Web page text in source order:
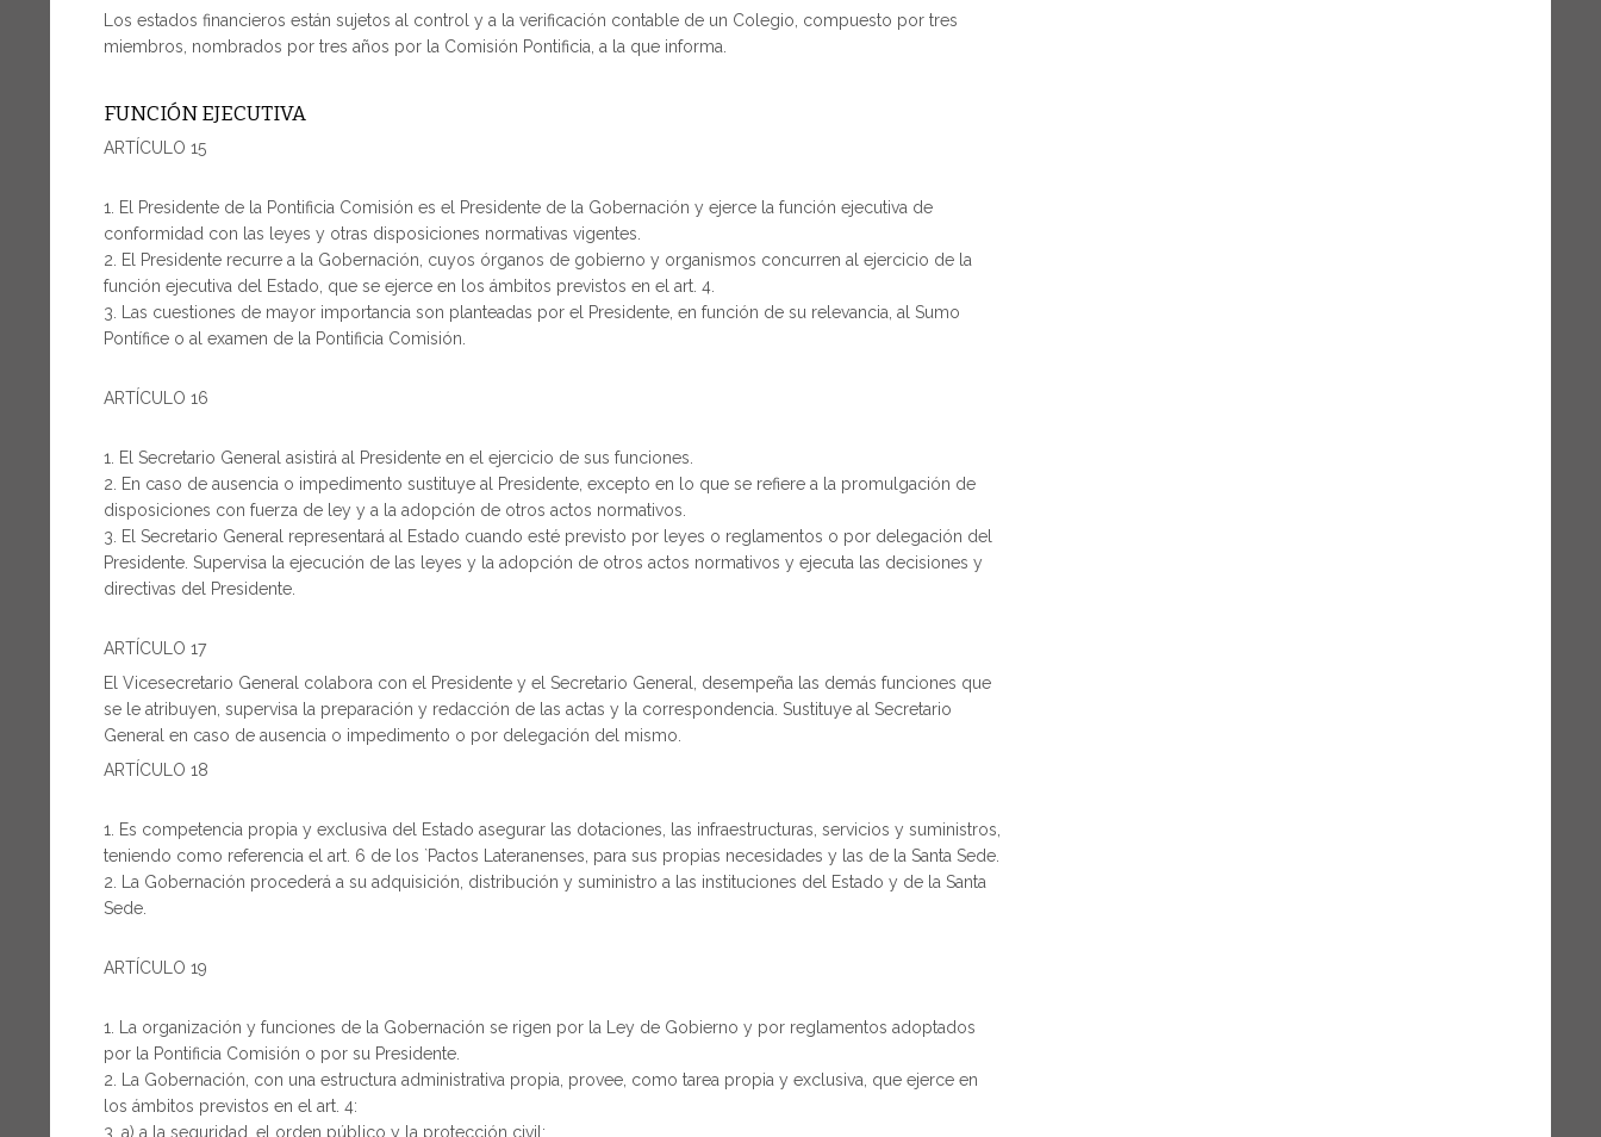
Los estados financieros están sujetos al control y a la verificación contable de un Colegio, compuesto por tres
miembros, nombrados por tres años por la Comisión Pontificia, a la que informa.
FUNCIÓN EJECUTIVA
ARTÍCULO 15
El Presidente de la Pontificia Comisión es el Presidente de la Gobernación y ejerce la función ejecutiva de
conformidad con las leyes y otras disposiciones normativas vigentes.
El Presidente recurre a la Gobernación, cuyos órganos de gobierno y organismos concurren al ejercicio de la
función ejecutiva del Estado, que se ejerce en los ámbitos previstos en el art. 4.
Las cuestiones de mayor importancia son planteadas por el Presidente, en función de su relevancia, al Sumo
Pontífice o al examen de la Pontificia Comisión.
ARTÍCULO 16
El Secretario General asistirá al Presidente en el ejercicio de sus funciones.
En caso de ausencia o impedimento sustituye al Presidente, excepto en lo que se refiere a la promulgación de
disposiciones con fuerza de ley y a la adopción de otros actos normativos.
El Secretario General representará al Estado cuando esté previsto por leyes o reglamentos o por delegación del
Presidente. Supervisa la ejecución de las leyes y la adopción de otros actos normativos y ejecuta las decisiones y
directivas del Presidente.
ARTÍCULO 17
El Vicesecretario General colabora con el Presidente y el Secretario General, desempeña las demás funciones que
se le atribuyen, supervisa la preparación y redacción de las actas y la correspondencia. Sustituye al Secretario
General en caso de ausencia o impedimento o por delegación del mismo.
ARTÍCULO 18
Es competencia propia y exclusiva del Estado asegurar las dotaciones, las infraestructuras, servicios y suministros,
teniendo como referencia el art. 6 de los `Pactos Lateranenses, para sus propias necesidades y las de la Santa Sede.
La Gobernación procederá a su adquisición, distribución y suministro a las instituciones del Estado y de la Santa
Sede.
ARTÍCULO 19
La organización y funciones de la Gobernación se rigen por la Ley de Gobierno y por reglamentos adoptados
por la Pontificia Comisión o por su Presidente.
La Gobernación, con una estructura administrativa propia, provee, como tarea propia y exclusiva, que ejerce en
los ámbitos previstos en el art. 4:
a) a la seguridad, el orden público y la protección civil;